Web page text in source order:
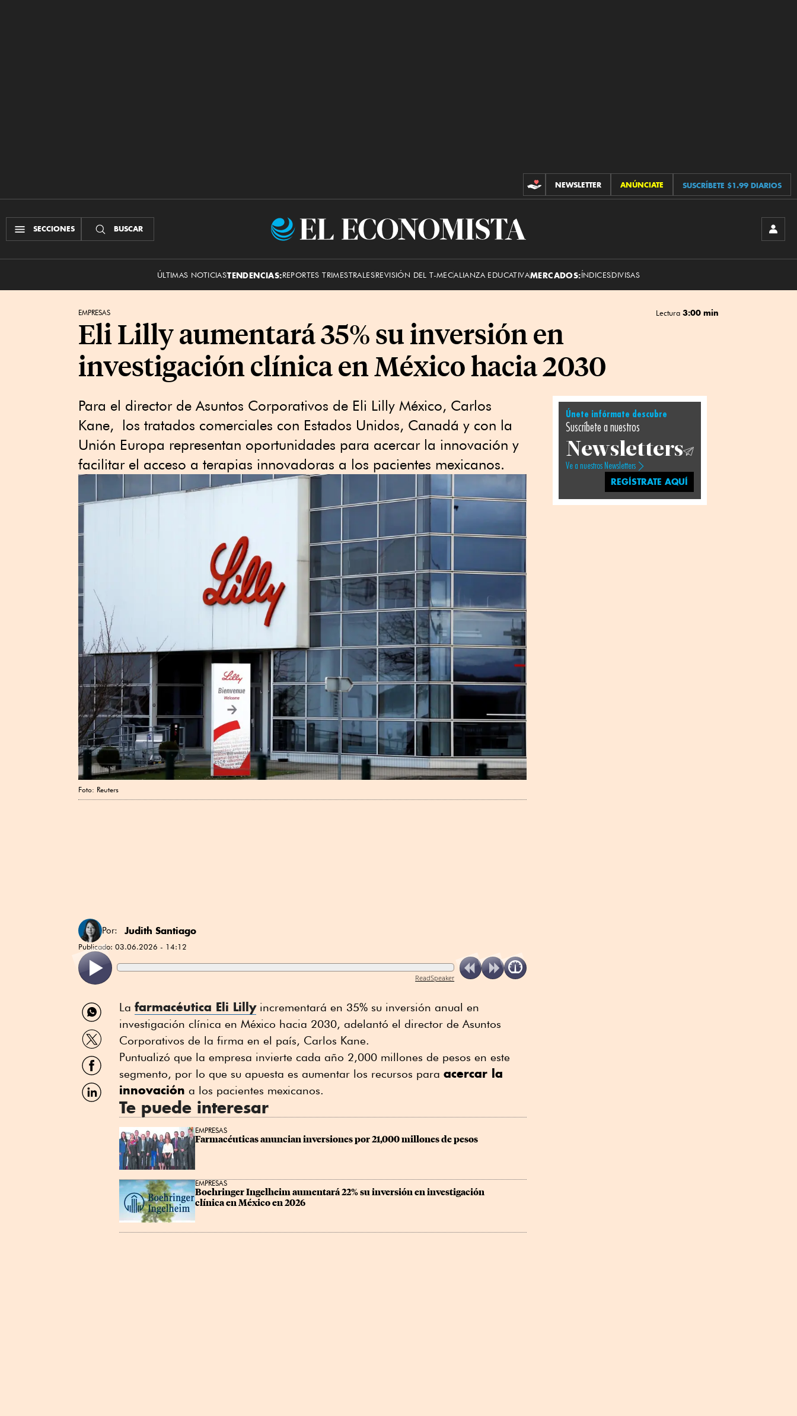
CONTRIBUCIONES
NEWSLETTER ANÚNCIATE SUSCRÍBETE $1.99 DIARIOS
SECCIONES BUSCAR
El
ÚLTIMAS NOTICIASTENDENCIAS:REPORTES TRIMESTRALESREVISIÓN DEL T-MECALIANZA EDUCATIVAMERCADOS:ÍNDICESDIVISAS
EMPRESAS Lectura 3:00 min
Eli Lilly aumentará 35% su inversión en
investigación clínica en México hacia 2030
Para el director de Asuntos Corporativos de Eli Lilly México, Carlos
Kane, los tratados comerciales con Estados Unidos, Canadá y con la
Unión Europa representan oportunidades para acercar la innovación y
facilitar el acceso a terapias innovadoras a los pacientes mexicanos.
Foto: Reuters
Por: Judith Santiago
Publicado: 03.06.2026 - 14:12
ReadSpeaker
Compartir
por
WhatsApp
Compartir
por
Twitter
Compartir
por
Facebook
Compartir
por
La farmacéutica Eli Lillyincrementará en 35% su inversión anual en
investigación clínica en México hacia 2030, adelantó el director de Asuntos
Corporativos de la firma en el país, Carlos Kane.
Puntualizó que la empresa invierte cada año 2,000 millones de pesos en este
segmento, por lo que su apuesta es aumentar los recursos para acercar la
innovación a los pacientes mexicanos.
Te puede interesar
EMPRESAS
Farmacéuticas anuncian inversiones por 21,000 millones de pesos
EMPRESAS
Boehringer Ingelheim aumentará 22% su inversión en investigación
clínica en México en 2026
Únete infórmate descubre
Suscríbete a nuestros
Newsletters
Ve a nuestros Newsletters
REGÍSTRATE AQUÍ